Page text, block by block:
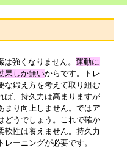
は強くなりません。運動に
果しか無いからです。トレ
な鍛え方を考えて取り組む
ば、持久力は高まりますが
まり向上しません。ではア
どうでしょう。これで確か
性は養えません。 持久力
ーニングが必要です。